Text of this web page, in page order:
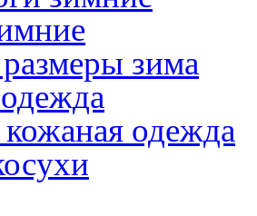
зима
одежда